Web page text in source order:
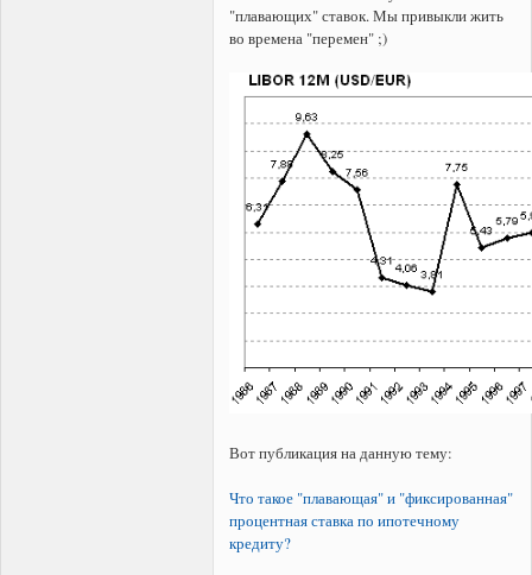
"плавающих" ставок. Мы привыкли жить
во времена "перемен" ;)
Вот публикация на данную тему:
Что такое "плавающая" и "фиксированная"
процентная ставка по ипотечному
кредиту?